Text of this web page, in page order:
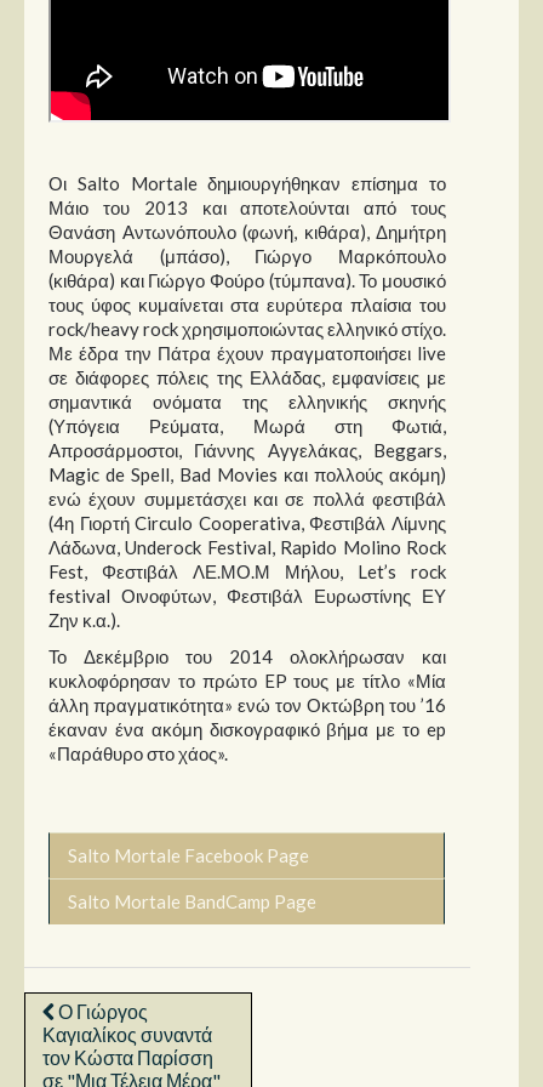
Οι Salto Mortale δημιουργήθηκαν επίσημα το
Μάιο του 2013 και αποτελούνται από τους
Θανάση Αντωνόπουλο (φωνή, κιθάρα), Δημήτρη
Μουργελά (μπάσο), Γιώργο Μαρκόπουλο
(κιθάρα) και Γιώργο Φούρο (τύμπανα). Το μουσικό
τους ύφος κυμαίνεται στα ευρύτερα πλαίσια του
rock/heavy rock χρησιμοποιώντας ελληνικό στίχο.
Με έδρα την Πάτρα έχουν πραγματοποιήσει live
σε διάφορες πόλεις της Ελλάδας, εμφανίσεις με
σημαντικά ονόματα της ελληνικής σκηνής
(Υπόγεια Ρεύματα, Μωρά στη Φωτιά,
Απροσάρμοστοι, Γιάννης Αγγελάκας, Beggars,
Magic de Spell, Bad Movies και πολλούς ακόμη)
ενώ έχουν συμμετάσχει και σε πολλά φεστιβάλ
(4η Γιορτή Circulo Cooperativa, Φεστιβάλ Λίμνης
Λάδωνα, Underock Festival, Rapido Molino Rock
Fest, Φεστιβάλ ΛΕ.ΜΟ.Μ Μήλου, Let’s rock
festival Οινοφύτων, Φεστιβάλ Ευρωστίνης ΕΥ
Ζην κ.α.).
Το Δεκέμβριο του 2014 ολοκλήρωσαν και
κυκλοφόρησαν το πρώτο EP τους με τίτλο «Μία
άλλη πραγματικότητα» ενώ τον Οκτώβρη του ’16
έκαναν ένα ακόμη δισκογραφικό βήμα με το ep
«Παράθυρο στο χάος».
Salto Mortale Facebook Page
Salto Mortale BandCamp Page
Ο Γιώργος
Καγιαλίκος συναντά
τον Κώστα Παρίσση
σε "Μια Τέλεια Μέρα"